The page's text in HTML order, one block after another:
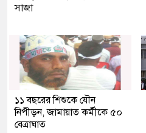
সাজা
১১ বছরের শিশুকে যৌন
নিপীড়ন, জামায়াত কর্মীকে ৫০
বেত্রাঘাত